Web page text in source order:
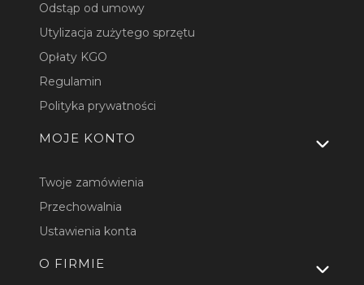
Odstąp od umowy
Utylizacja zużytego sprzętu
Opłaty KGO
Regulamin
Polityka prywatności
MOJE KONTO
Twoje zamówienia
Przechowalnia
Ustawienia konta
O FIRMIE